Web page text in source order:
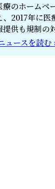
療のホームペ
、2017年に医
提供も規制
ュースを読む